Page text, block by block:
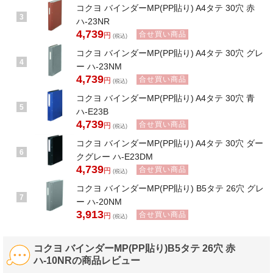
3
コクヨ バインダーMP(PP貼り) A4タテ 30穴 赤
ハ-23NR
4,739円 (税込) 合せ買い商品
4
コクヨ バインダーMP(PP貼り) A4タテ 30穴 グレ
ー ハ-23NM
4,739円 (税込) 合せ買い商品
5
コクヨ バインダーMP(PP貼り) A4タテ 30穴 青
ハ-E23B
4,739円 (税込) 合せ買い商品
6
コクヨ バインダーMP(PP貼り) A4タテ 30穴 ダー
クグレー ハ-E23DM
4,739円 (税込) 合せ買い商品
7
コクヨ バインダーMP(PP貼り) B5タテ 26穴 グレ
ー ハ-20NM
3,913円 (税込) 合せ買い商品
コクヨ バインダーMP(PP貼り)B5タテ 26穴 赤
ハ-10NRの商品レビュー